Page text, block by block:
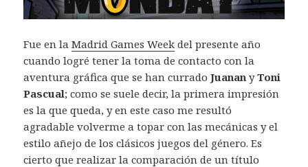
Fue en laMadrid Games Week del presente año
cuando logré tener la toma de contacto con la
aventura gráfica que se han curradoJuanan yToni
Pascual; como se suele decir, la primera impresión
es la que queda, y en este caso me resultó
agradable volverme a topar con las mecánicas y el
estilo añejo de los clásicos juegos del género. Es
cierto que realizar la comparación de un título